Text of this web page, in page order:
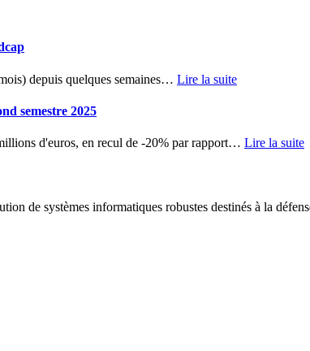
depuis quelques semaines… Lire la suite
semestre 2025
d'euros, en recul de -20% par rapport… Lire la suite
de systèmes informatiques robustes destinés à la